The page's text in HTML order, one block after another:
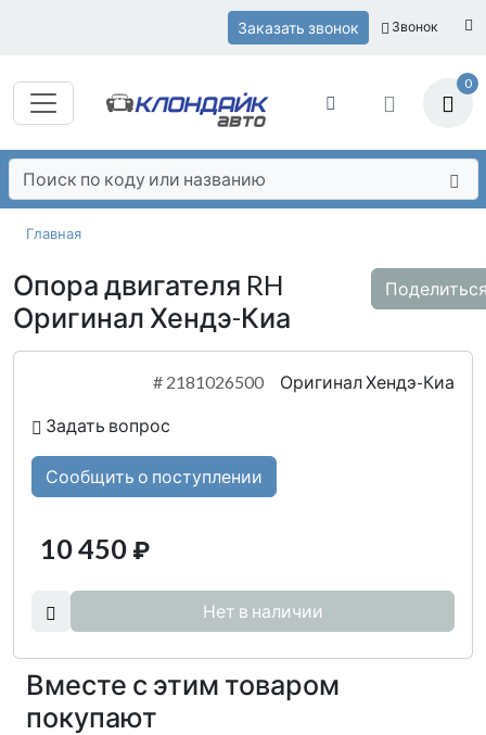
Заказать звонок Звонок
0
Главная
Опора двигателя RH
Оригинал Хендэ-Киа
# 2181026500 Оригинал Хендэ-Киа
Задать вопрос
Сообщить о поступлении
10 450 ₽
Нет в наличии
Вместе с этим товаром
покупают